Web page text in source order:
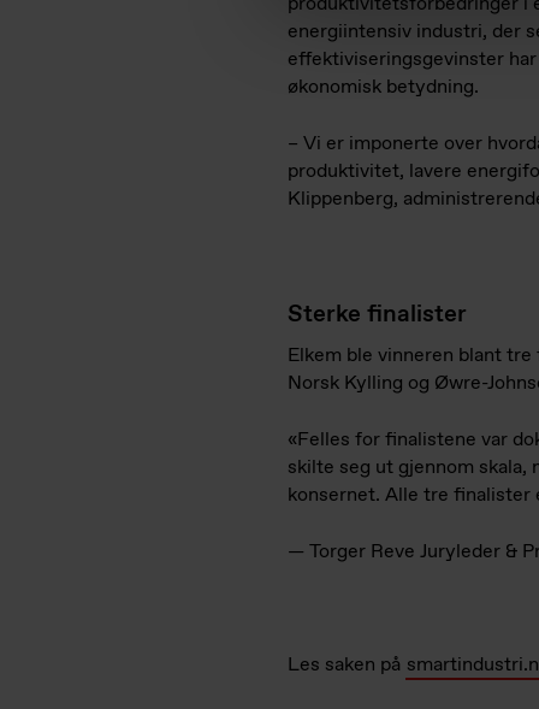
energiintensiv industri, der
effektiviseringsgevinster
økonomisk betydning.
– Vi er imponerte over
produktivitet, lavere
Klippenberg,
Sterke finalister
Elkem ble vinneren blant
Norsk Kylling og Øwre-
«Felles for finalistene var
skilte seg ut gjennom
konsernet. Alle tre finalister
— Torger Reve Juryleder &
Les saken på